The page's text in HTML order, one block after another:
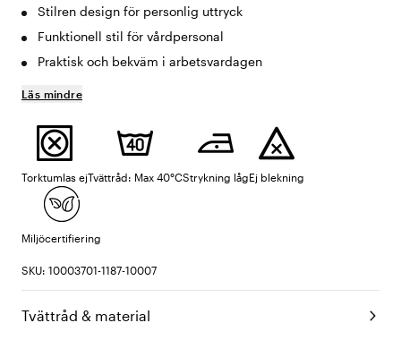
Stilren design för personlig uttryck
Funktionell stil för vårdpersonal
Praktisk och bekväm i arbetsvardagen
Läs mindre
Torktumlas ejTvättråd: Max 40°CStrykning lågEj blekning
Miljöcertifiering
SKU: 10003701-1187-10007
Tvättråd & material